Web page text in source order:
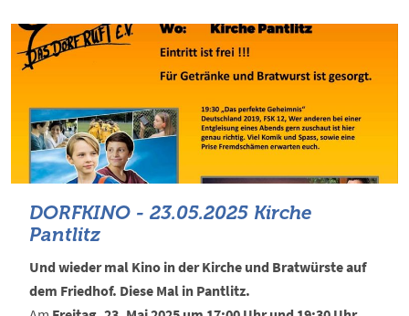
DORFKINO - 23.05.2025 Kirche
Pantlitz
Und wieder mal Kino in der Kirche und Bratwürste auf
dem Friedhof. Diese Mal in Pantlitz.